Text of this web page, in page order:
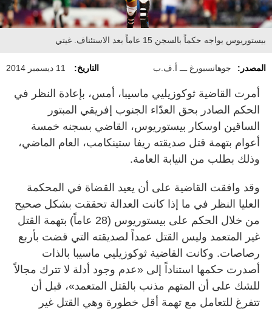
بيستوريوس يواجه حكماً بالسجن 15 عاماً بعد الاستئناف. غيتي
المصدر: جوهانسبورغ ـــ أ.ف.ب التاريخ: 11 ديسمبر 2014
أمرت القاضية ثوكوزيليي ماسيبا، أمس، بإعادة النظر في
الحكم الصادر بحق العدّاء الجنوب إفريقي المبتور
الساقين اوسكار بيستوريوس، القاضي بسجنه خمسة
أعوام بتهمة قتل صديقته ريفا ستينكامب، العام الماضي،
وذلك بطلب من النيابة العامة.
وقد وافقت القاضية على أن يعيد القضاة في المحكمة
العليا النظر في ما إذا كانت العدالة تحققت بشكل صحيح
من خلال الحكم على بيستوريوس (28 عاماً) بتهمة القتل
غير المتعمد وليس القتل عمداً لصديقته التي قضت بأربع
رصاصات. وكانت القاضية ثوكوزيليي ماسيبا بالذات
أصدرت حكمها استناداً إلى «عدم وجود أدلة لا تترك مجالاً
للشك على أن المتهم مذنب بالقتل المتعمد»، قبل أن
تتفرغ للتعامل مع تهمة أقل خطورة وهي القتل غير